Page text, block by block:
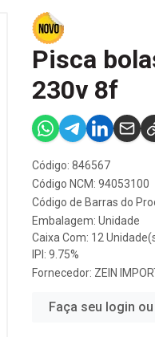
Pisca
230v 8f
Código: 846567
Código NCM: 94053100
Código de Barras do
Embalagem: Unidade
Caixa Com: 12
IPI: 9.75%
Fornecedor: ZEIN
Faça seu login